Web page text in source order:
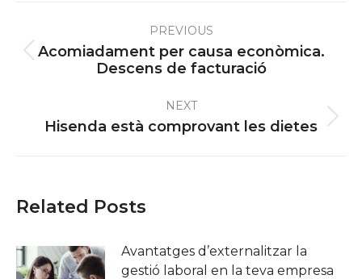
navigationPREVIOUS
Previous
post:
Acomiadament per causa econòmica.
Descens de facturació
NEXT
Next
Hisenda està comprovant les dietes
Related Posts
Avantatges d’externalitzar la
gestió laboral en la teva empresa